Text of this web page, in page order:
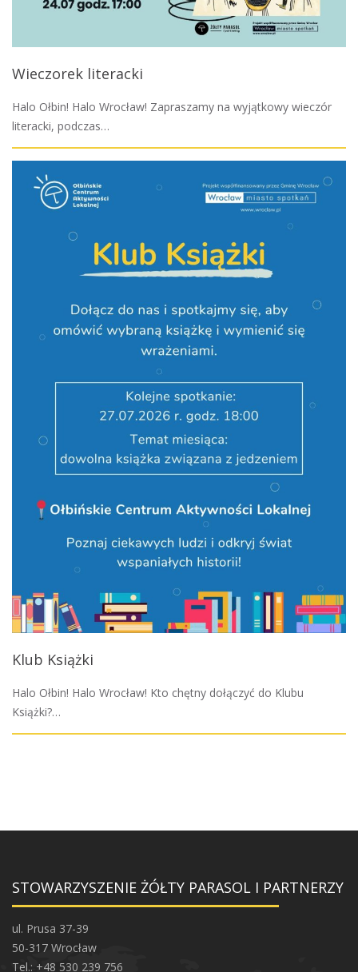
Wieczorek literacki
Halo Ołbin! Halo Wrocław! Zapraszamy na wyjątkowy wieczór
literacki, podczas…
Klub Książki
Halo Ołbin! Halo Wrocław! Kto chętny dołączyć do Klubu
Książki?…
STOWARZYSZENIE ŻÓŁTY PARASOL I PARTNERZY
ul. Prusa 37-39
50-317 Wrocław
Tel.: +48 530 239 756